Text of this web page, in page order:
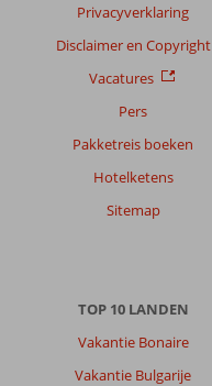
Privacyverklaring
Disclaimer en Copyright
Vacatures
Pers
Pakketreis boeken
Hotelketens
Sitemap
TOP 10 LANDEN
Vakantie Bonaire
Vakantie Bulgarije